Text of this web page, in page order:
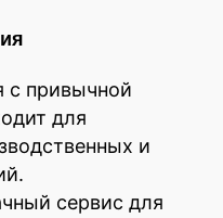
с привычной
для
и
сервис для